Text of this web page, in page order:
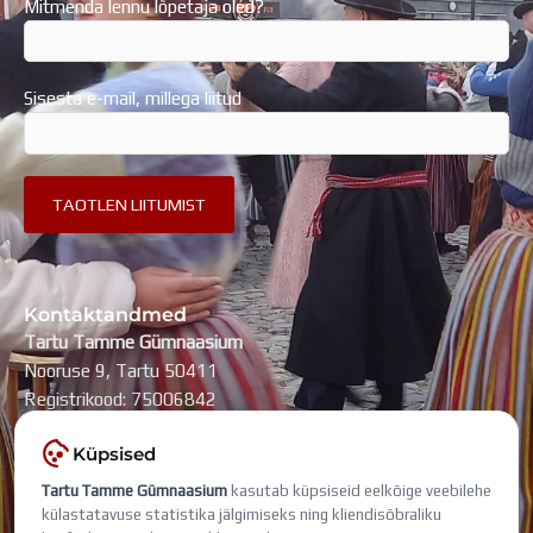
Mitmenda lennu lõpetaja oled?
Sisesta e-mail, millega liitud
Kontaktandmed
Tartu Tamme Gümnaasium
Nooruse 9, Tartu 50411
Registrikood: 75006842
KONTAKTID
SearchSearch
Küpsised
Tartu Tamme Gümnaasium kasutab küpsiseid eelkõige veebilehe
külastatavuse statistika jälgimiseks ning kliendisõbraliku